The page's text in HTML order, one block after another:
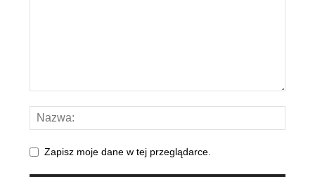
Zapisz moje dane w tej przeglądarce.